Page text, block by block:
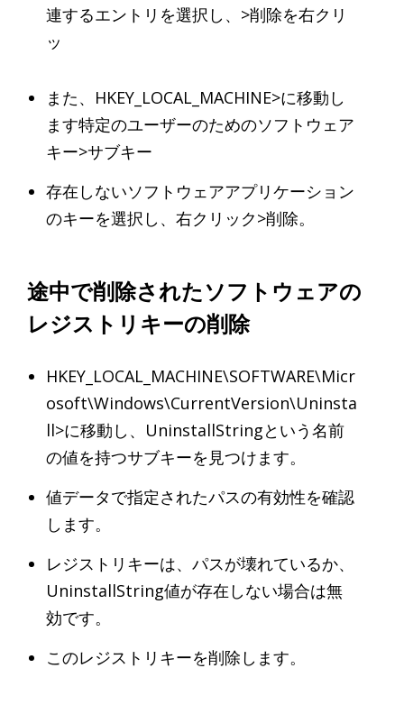
連するエントリを選択し、>削除を右クリ
ッ
また、HKEY_LOCAL_MACHINE>に移動し
ます特定のユーザーのためのソフトウェア
キー>サブキー
存在しないソフトウェアアプリケーション
のキーを選択し、右クリック>削除。
途中で削除されたソフトウェアの
レジストリキーの削除
HKEY_LOCAL_MACHINE\SOFTWARE\Micr
osoft\Windows\CurrentVersion\Uninsta
ll>に移動し、UninstallStringという名前
の値を持つサブキーを見つけます。
値データで指定されたパスの有効性を確認
します。
レジストリキーは、パスが壊れているか、
UninstallString値が存在しない場合は無
効です。
このレジストリキーを削除します。